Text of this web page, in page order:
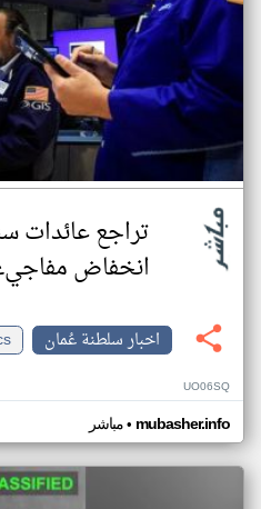
تراجع عائدات
انخفاض
اخبار سلطنة عُمان
UO06SQ
مباشر• mubasher.info